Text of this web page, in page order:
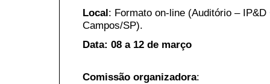
Local: Formato on-line (Auditório –
Campos/SP).
Data: 08 a 12 de março
Comissão organizadora: